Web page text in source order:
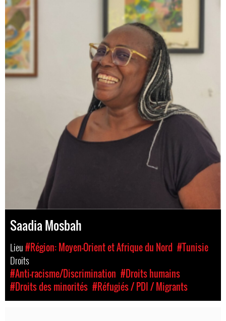
Saadia Mosbah
Lieu#Région: Moyen-Orient et Afrique du Nord #Tunisie
Droits
#Anti-racisme/Discrimination #Droits humains
#Droits des minorités #Réfugiés / PDI / Migrants